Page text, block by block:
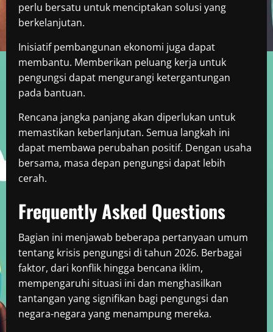
perlu bersatu untuk menciptakan solusi yang
berkelanjutan.
Inisiatif pembangunan ekonomi juga dapat
membantu. Memberikan peluang kerja untuk
pengungsi dapat mengurangi ketergantungan
pada bantuan.
Rencana jangka panjang akan diperlukan untuk
memastikan keberlanjutan. Semua langkah ini
dapat membawa perubahan positif. Dengan usaha
bersama, masa depan pengungsi dapat lebih
cerah.
Frequently Asked Questions
Bagian ini menjawab beberapa pertanyaan umum
tentang krisis pengungsi di tahun 2026. Berbagai
faktor, dari konflik hingga bencana iklim,
mempengaruhi situasi ini dan menghasilkan
tantangan yang signifikan bagi pengungsi dan
negara-negara yang menampung mereka.